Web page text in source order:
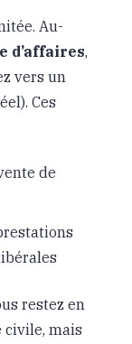
Au-
d’affaires,
vers un
Ces
de
restez en
civile, mais